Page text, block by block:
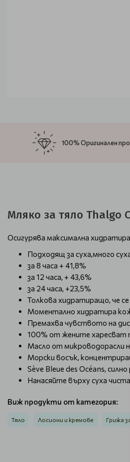
100% Оригинален
Мляко за тяло Thalgo
Осигурява максимална
Подходящ за суха,много
за 8 часа + 41,8%
за 12 часа, + 43,6%
за 24 часа, +23,5%
Толкова хидратиращо, че
Моментално хидратира
Премахва чувството на
100% от жените харесват
Масло от микроводорасли
Морски восък,
Sève Bleue des Océans,
Нанасяйте върху суха
Виж продукти от категория:
Тяло Лосиони и кремове Грижа